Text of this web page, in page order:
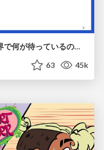
コードの90%をAIが書く世界で何が待っているのか / What awaits us in a world where 90% of the code is written by AI
63 45k